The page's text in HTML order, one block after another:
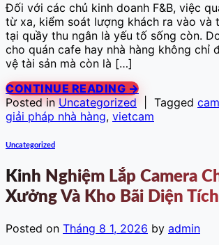
Đối với các chủ kinh doanh F&B, việc
từ xa, kiểm soát lượng khách ra vào và
tại quầy thu ngân là yếu tố sống còn.
cho quán cafe hay nhà hàng không chỉ
vệ tài sản mà còn là […]
CONTINUE READING →
Posted inUncategorized Tagged
giải pháp nhà hàng, vietcam
Uncategorized
Kinh Nghiệm Lắp Camera
Xưởng Và Kho Bãi Diện
Posted on Tháng 8 1, 2026 by admin